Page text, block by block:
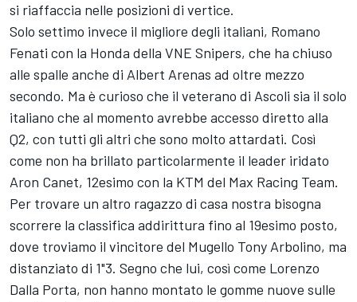
si riaffaccia nelle posizioni di vertice.
Solo settimo invece il migliore degli italiani, Romano
Fenati con la Honda della VNE Snipers, che ha chiuso
alle spalle anche di Albert Arenas ad oltre mezzo
secondo. Ma è curioso che il veterano di Ascoli sia il solo
italiano che al momento avrebbe accesso diretto alla
Q2, con tutti gli altri che sono molto attardati. Così
come non ha brillato particolarmente il leader iridato
Aron Canet, 12esimo con la KTM del Max Racing Team.
Per trovare un altro ragazzo di casa nostra bisogna
scorrere la classifica addirittura fino al 19esimo posto,
dove troviamo il vincitore del Mugello Tony Arbolino, ma
distanziato di 1"3. Segno che lui, così come Lorenzo
Dalla Porta, non hanno montato le gomme nuove sulle